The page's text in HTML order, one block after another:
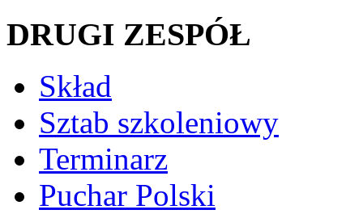
DRUGI ZESPÓŁ
Skład
Sztab szkoleniowy
Terminarz
Puchar Polski